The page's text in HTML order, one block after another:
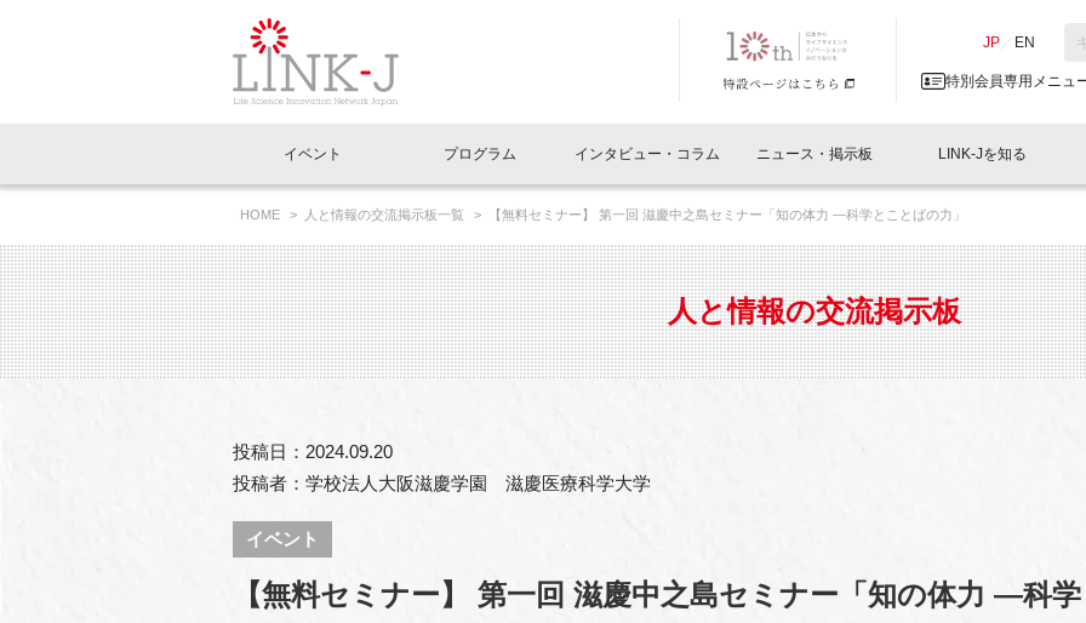
JP EN
特別会員専用メニュ
イベントお知らせメール登録
閉じる
イベント
イベント一覧
LINK-J主催・共催 特別会員開催
LINK-J協賛・協力 出展・参加
イベントレポート一覧
LINK-J主催・共催
LINK-J協賛・協力
プログラム
Out of Box相談室 What's "UNIKORN"？
インタビュー・コラム
インタビュー・コラム一覧
スペシャルインタビュー ベンチャーインタビュー 会報
連載コラム サポーターコラム 日本
ニュース・掲示板
ニュース一覧
トピック プレスリリース
メディア情報 海外関連
協賛・協力
人と情報の交流掲示板一覧
会員プレスリリース
募集
LINK-Jを知る
理事長挨拶 Why in Nihonbashi
国内外連携 サポーター紹介 事業
組織概要 パンフレット GTB
特別会員一覧 特別会員について 入会
専用メニューはこちら
ラウンジ・会議室 オフィス・ラボ 施設
アクセス
HOME 人と情報の交流掲示板一覧 【無料セミナー】 第一回 滋慶中之島セミナー「知の体力 ―科学とことばの力」
人と情報の交流掲示板
投稿日：2024.09.20
投稿者：学校法人大阪滋慶学園 滋慶医療科学大学
イベント
【無料セミナー】 第一回 滋慶中之島セミナー「知の体力 ―科